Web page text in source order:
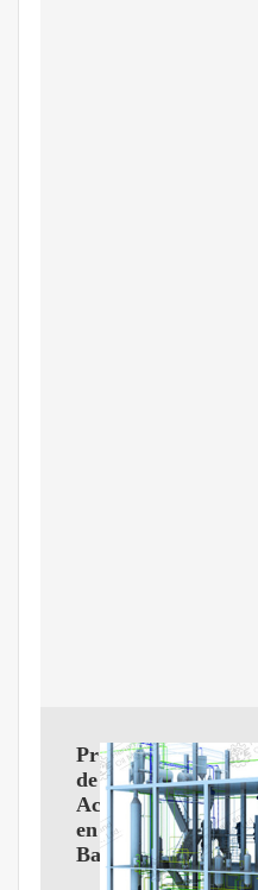
Proveedores
de
Aceite
en
Barcelona